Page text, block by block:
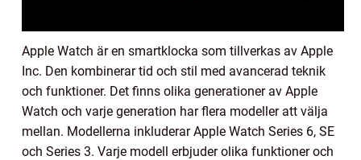
Apple Watch är en smartklocka som tillverkas av Apple
Inc. Den kombinerar tid och stil med avancerad teknik
och funktioner. Det finns olika generationer av Apple
Watch och varje generation har flera modeller att välja
mellan. Modellerna inkluderar Apple Watch Series 6, SE
och Series 3. Varje modell erbjuder olika funktioner och